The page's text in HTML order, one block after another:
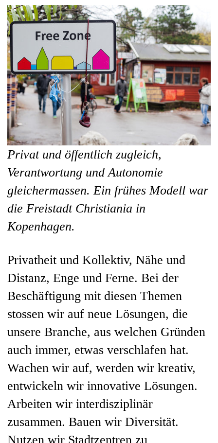
Privat und öffentlich zugleich,
Verantwortung und Autonomie
gleichermassen. Ein frühes Modell war
die Freistadt Christiania in
Kopenhagen.
Privatheit und Kollektiv, Nähe und
Distanz, Enge und Ferne. Bei der
Beschäftigung mit diesen Themen
stossen wir auf neue Lösungen, die
unsere Branche, aus welchen Gründen
auch immer, etwas verschlafen hat.
Wachen wir auf, werden wir kreativ,
entwickeln wir innovative Lösungen.
Arbeiten wir interdisziplinär
zusammen. Bauen wir Diversität.
Nutzen wir Stadtzentren zu